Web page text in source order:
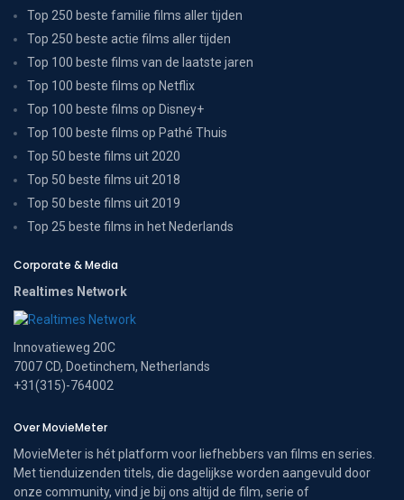
Top 250 beste familie films aller tijden
Top 250 beste actie films aller tijden
Top 100 beste films van de laatste jaren
Top 100 beste films op Netflix
Top 100 beste films op Disney+
Top 100 beste films op Pathé Thuis
Top 50 beste films uit 2020
Top 50 beste films uit 2018
Top 50 beste films uit 2019
Top 25 beste films in het Nederlands
Corporate & Media
Realtimes Network
Innovatieweg 20C
7007 CD, Doetinchem, Netherlands
+31(315)-764002
Over MovieMeter
MovieMeter is hét platform voor liefhebbers van films en series.
Met tienduizenden titels, die dagelijkse worden aangevuld door
onze community, vind je bij ons altijd de film, serie of